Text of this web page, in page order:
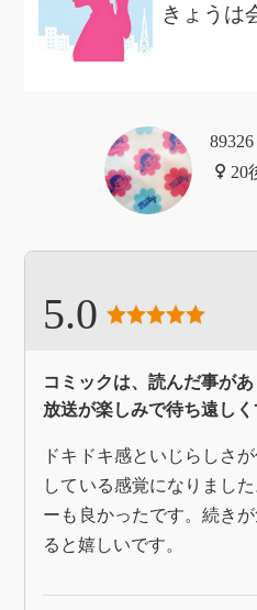
きょうは
89326
5.0
コミックは、読んだ事が
放送が楽しみで待ち遠しく
ドキドキ感といじらしさ
している感覚になりまし
ーも良かったです。続き
ると嬉しいです。